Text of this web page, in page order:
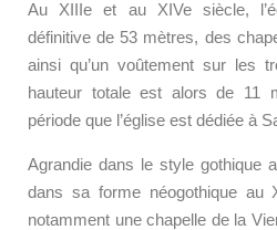
Au XIIIe et au XIVe siècle,
définitive de 53 mètres, des
ainsi qu’un voûtement sur les
hauteur totale est alors de 11
période que l’église est dédiée à
Agrandie dans le style gothique
dans sa forme néogothique au
notamment une chapelle de la